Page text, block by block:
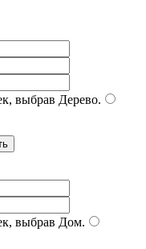
выбрав Дерево.
выбрав Дом.